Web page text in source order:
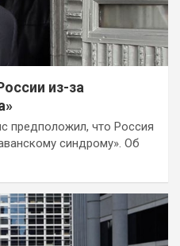
из-за
предположил, что Россия
синдрому». Об